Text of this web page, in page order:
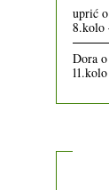
uprićo
8.kolo
Dorao
11.kolo